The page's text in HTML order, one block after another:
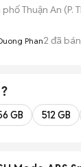
phố Thuận An (P.
Phan2 đã bán
GB 512 GB